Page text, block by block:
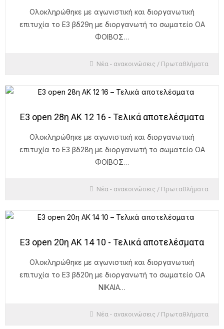
Ολοκληρώθηκε με αγωνιστική και διοργανωτική
επιτυχία το Ε3 βδ29η με διοργανωτή το σωματείο ΟΑ
ΦΟΙΒΟΣ…
Νέα - ανακοινώσεις / Πρωταθλήματα
Ε3 open 28η ΑΚ 12 16 - Τελικά αποτελέσματα
Ολοκληρώθηκε με αγωνιστική και διοργανωτική
επιτυχία το Ε3 βδ28η με διοργανωτή το σωματείο ΟΑ
ΦΟΙΒΟΣ…
Νέα - ανακοινώσεις / Πρωταθλήματα
Ε3 open 20η ΑΚ 14 10 - Τελικά αποτελέσματα
Ολοκληρώθηκε με αγωνιστική και διοργανωτική
επιτυχία το Ε3 βδ20η με διοργανωτή το σωματείο ΟΑ
ΝΙΚΑΙΑ…
Νέα - ανακοινώσεις / Πρωταθλήματα